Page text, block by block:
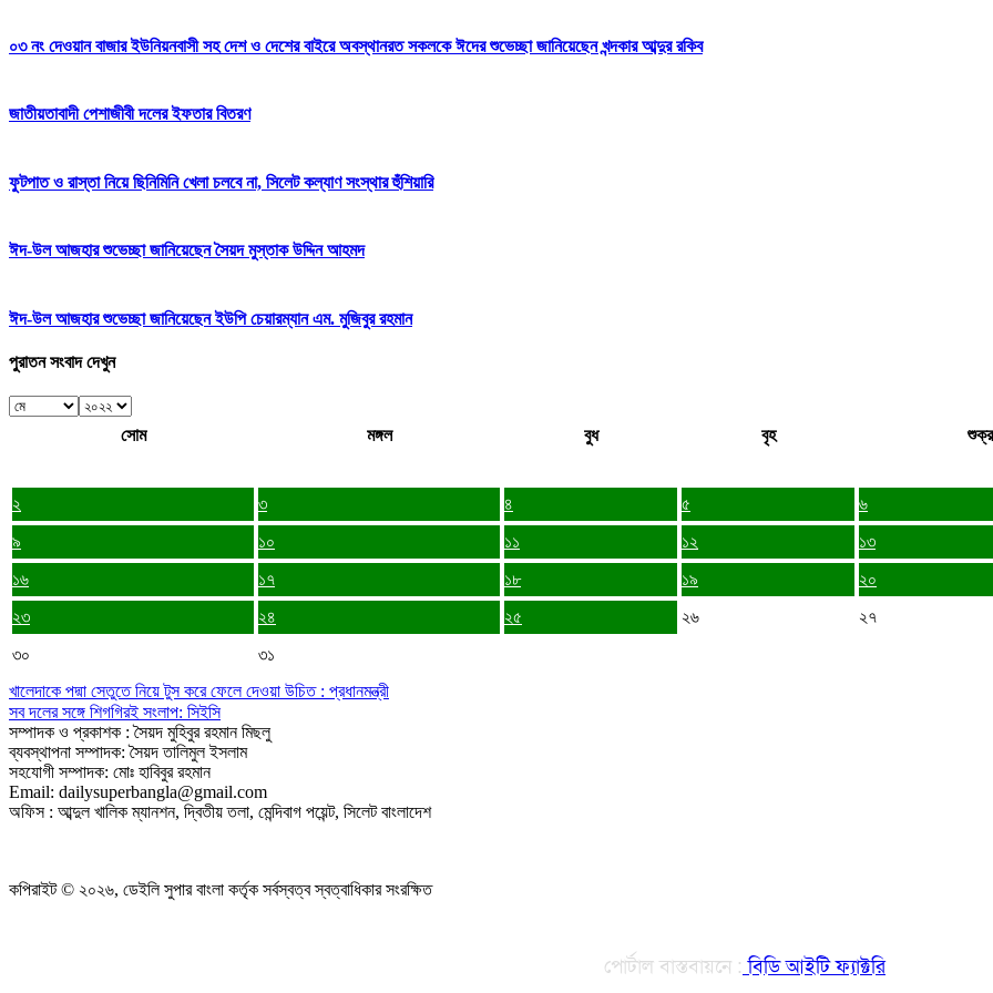
০৩ নং দেওয়ান বাজার ইউনিয়নবাসী সহ দেশ ও দেশের বাইরে অবস্থানরত সকলকে ঈদের শুভেচ্ছা জানিয়েছেন খন্দকার আব্দুর রকিব
জাতীয়তাবাদী পেশাজীবী দলের ইফতার বিতরণ
ফুটপাত ও রাস্তা নিয়ে ছিনিমিনি খেলা চলবে না, সিলেট কল্যাণ সংস্থার হুঁশিয়ারি
ঈদ-উল আজহার শুভেচ্ছা জানিয়েছেন সৈয়দ মুস্তাক উদ্দিন আহমদ
ঈদ-উল আজহার শুভেচ্ছা জানিয়েছেন ইউপি চেয়ারম্যান এম. মুজিবুর রহমান
পুরাতন সংবাদ দেখুন
সোম মঙ্গল বুধ বৃহ শুক্র
২
৩ ৪ ৫ ৬
৯
১০ ১১ ১২ ১৩
১৬
১৭ ১৮ ১৯ ২০
২৩
২৪ ২৫ ২৬ ২৭
৩০
৩১
খালেদাকে পদ্মা সেতুতে নিয়ে টুস করে ফেলে দেওয়া উচিত : প্রধানমন্ত্রী
সব দলের সঙ্গে শিগগিরই সংলাপ: সিইসি
সম্পাদক ও প্রকাশক : সৈয়দ মুহিবুর রহমান মিছলু
ব্যবস্থাপনা সম্পাদক: সৈয়দ তালিমুল ইসলাম
সহযোগী সম্পাদক: মোঃ হাবিবুর রহমান
Email: dailysuperbangla@gmail.com
অফিস : আব্দুল খালিক ম্যানশন, দ্বিতীয় তলা, মেন্দিবাগ পয়েন্ট, সিলেট বাংলাদেশ
কপিরাইট © ২০২৬, ডেইলি সুপার বাংলা কর্তৃক সর্বস্বত্ব স্বত্বাধিকার সংরক্ষিত
পোর্টাল বাস্তবায়নে : বিডি আইটি ফ্যাক্টরি